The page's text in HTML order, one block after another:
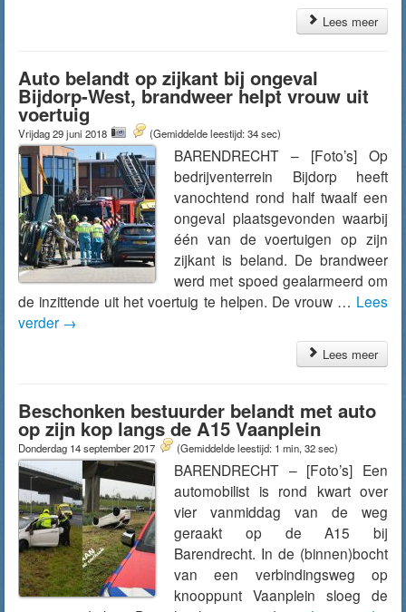
Lees meer
Auto belandt op zijkant bij ongeval
Bijdorp-West, brandweer helpt vrouw uit
voertuig
Vrijdag 29 juni 2018 (Gemiddelde leestijd: 34 sec)
BARENDRECHT – [Foto’s] Op
bedrijventerrein Bijdorp heeft
vanochtend rond half twaalf een
ongeval plaatsgevonden waarbij
één van de voertuigen op zijn
zijkant is beland. De brandweer
werd met spoed gealarmeerd om
de inzittende uit het voertuig te helpen. De vrouw … Lees
verder →
Lees meer
Beschonken bestuurder belandt met auto
op zijn kop langs de A15 Vaanplein
Donderdag 14 september 2017 (Gemiddelde leestijd: 1 min, 32 sec)
BARENDRECHT – [Foto’s] Een
automobilist is rond kwart over
vier vanmiddag van de weg
geraakt op de A15 bij
Barendrecht. In de (binnen)bocht
van een verbindingsweg op
knooppunt Vaanplein sloeg de